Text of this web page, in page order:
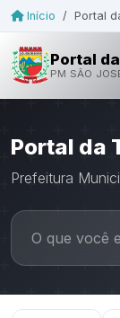
Início / Portal
Portal
PM SÃO
Portal da
Prefeitura